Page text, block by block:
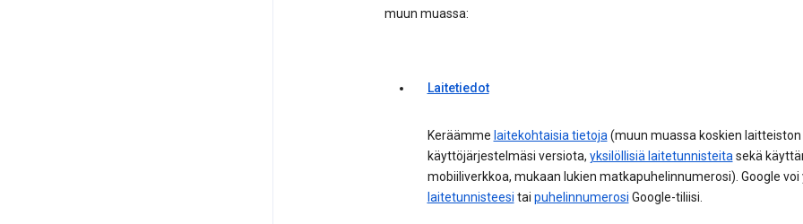
muun muassa:
Laitetiedot
Keräämme laitekohtaisia tietoja(muun muassa koskien laitteiston
käyttöjärjestelmäsi versiota, yksilöllisiä laitetunnisteitasekä
mobiiliverkkoa, mukaan lukien matkapuhelinnumerosi). Google voi
laitetunnisteesi tai puhelinnumerosi Google-tiliisi.